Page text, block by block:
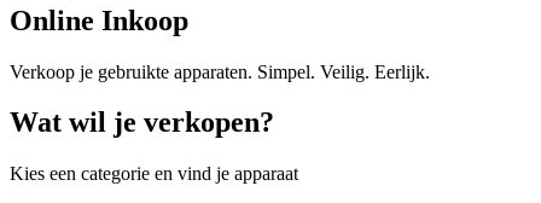
Online Inkoop
Verkoop je gebruikte apparaten. Simpel. Veilig. Eerlijk.
Wat wil je verkopen?
Kies een categorie en vind je apparaat